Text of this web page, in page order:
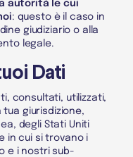
autorità le cui
: questo è il caso in
giudiziario o alla
legale.
Dati
consultati, utilizzati,
giurisdizione,
degli Stati Uniti
in cui si trovano i
e i nostri sub-